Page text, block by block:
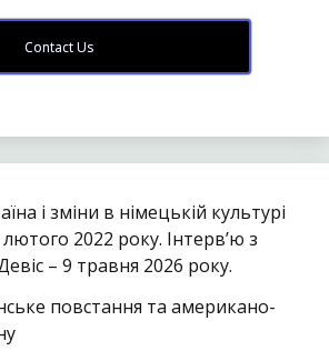
Contact Us
і зміни в німецькій культурі
лютого 2022 року. Інтерв’ю з
– 9 травня 2026 року.
повстання та американо-